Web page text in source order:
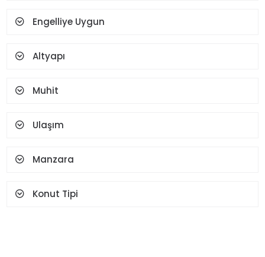
Yüz Tanıma Ve Parmak
Engelliye Uygun
Altyapı
Muhit
Ulaşım
Manzara
Konut Tipi